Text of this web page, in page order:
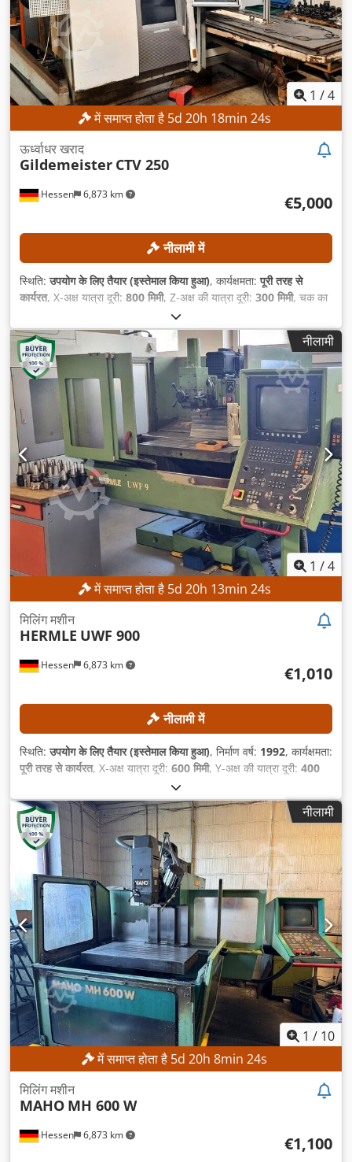
1 /4
में समाप्त होता है 5d 20h 18min 21s
Hessen 6,873 km
ऊर्ध्वाधर खराद
Gildemeister CTV 250
€5,000
नीलामी में
स्थिति:उपयोग के लिए तैयार (इस्तेमाल किया हुआ), कार्यक्षमता:पूरी तरह से
कार्यरत, X-अक्ष यात्रा दूरी: 800 मिमी, Z-अक्ष की यात्रा दूरी: 300 मिमी, चक का
79 मिमी
12,
नीलामी
1 /4
में समाप्त होता है 5d 20h 13min 21s
Hessen 6,873 km
मिलिंग मशीन
HERMLE UWF 900
€1,010
नीलामी में
स्थिति:उपयोग के लिए तैयार (इस्तेमाल किया हुआ), निर्माण वर्ष: 1992, कार्यक्षमता:
पूरी तरह से कार्यरत, X-अक्ष यात्रा दूरी: 600 मिमी, Y-अक्ष की यात्रा दूरी: 400
, अधिकतम धुरी गति:
कंट्रोलर मॉडल:Heidenhain 407,
नीलामी
1 / 10
में समाप्त होता है 5d 20h 8min 21s
Hessen 6,873 km
मिलिंग मशीन
MAHO MH 600 W
€1,100